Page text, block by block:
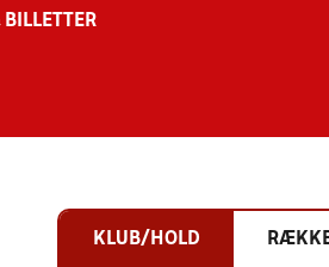
BILLETTER
KLUB/HOLD